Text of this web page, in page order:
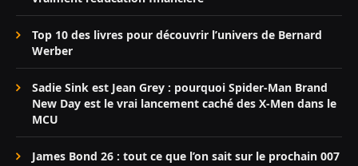
Top 10 des livres pour découvrir l’univers de Bernard
Werber
Sadie Sink est Jean Grey : pourquoi Spider-Man Brand
New Day est le vrai lancement caché des X-Men dans le
MCU
James Bond 26 : tout ce que l’on sait sur le prochain 007